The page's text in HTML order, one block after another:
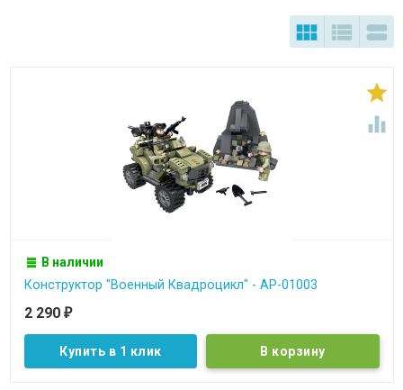
  


В наличии
Конструктор "Военный Квадроцикл" - АР-01003
2 290 ₽
Купить в 1 клик